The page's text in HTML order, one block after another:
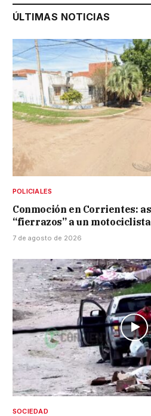
ÚLTIMAS NOTICIAS
POLICIALES
Conmoción en Corrientes:
“fierrazos” a un
7 de agosto de 2026
SOCIEDAD